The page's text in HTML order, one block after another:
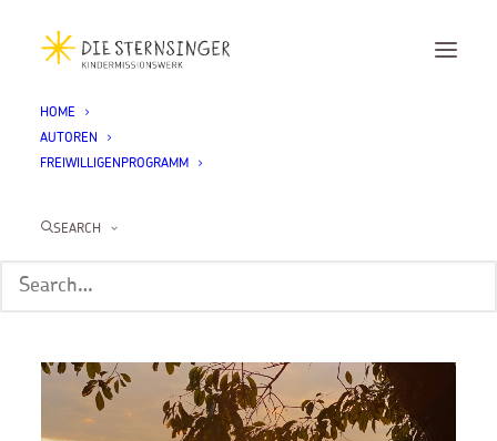
HOME
AUTOREN
FREIWILLIGENPROGRAMM
SEARCH
Month: August 2023